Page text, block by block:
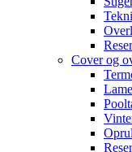
Cover og